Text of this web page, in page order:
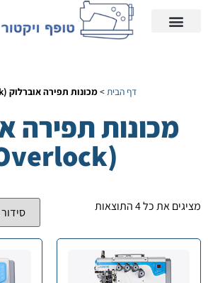
דף הבית>מכונות תפירה אוברלוק (Overlock)
מכונות תפירה
(Overlock)
מציגים את כל ⁦4⁩ התוצאות